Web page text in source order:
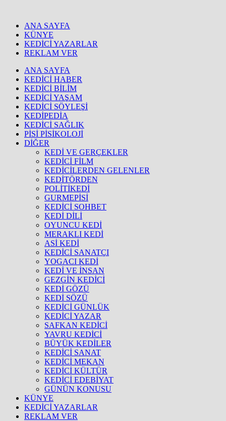
ANA SAYFA
KÜNYE
KEDİCİ YAZARLAR
REKLAM VER
ANA SAYFA
KEDİCİ HABER
KEDİCİ BİLİM
KEDİCİ YAŞAM
KEDİCİ SÖYLEŞİ
KEDİPEDİA
KEDİCİ SAĞLIK
PİSİ PİSİKOLOJİ
DİĞER
KEDİ VE GERÇEKLER
KEDİCİ FİLM
KEDİCİLERDEN GELENLER
KEDİTÖRDEN
POLİTİKEDİ
GURMEPİSİ
KEDİCİ SOHBET
KEDİ DİLİ
OYUNCU KEDİ
MERAKLI KEDİ
ASİ KEDİ
KEDİCİ SANATÇI
YOGACI KEDİ
KEDİ VE İNSAN
GEZGİN KEDİCİ
KEDİ GÖZÜ
KEDİ SÖZÜ
KEDİCİ GÜNLÜK
KEDİCİ YAZAR
SAFKAN KEDİCİ
YAVRU KEDİCİ
BÜYÜK KEDİLER
KEDİCİ SANAT
KEDİCİ MEKAN
KEDİCİ KÜLTÜR
KEDİCİ EDEBİYAT
GÜNÜN KONUSU
KÜNYE
KEDİCİ YAZARLAR
REKLAM VER